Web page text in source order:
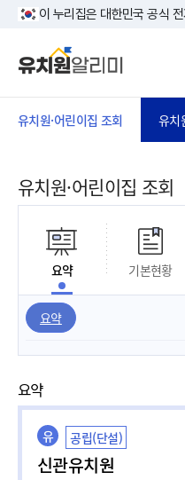
본
이 누리집은 대한민국 공식
유치원·어린이집 조회 유치
유치원·어린이집 조회
요약 기본현황
요약
요약
유 공립(단설)
신관유치원